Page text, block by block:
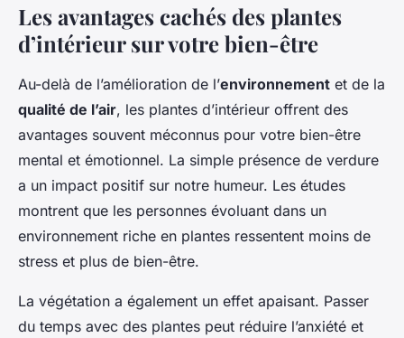
Les avantages cachés des plantes
d’intérieur sur votre bien-être
Au-delà de l’amélioration de l’environnement et de la
qualité de l’air, les plantes d’intérieur offrent des
avantages souvent méconnus pour votre bien-être
mental et émotionnel. La simple présence de verdure
a un impact positif sur notre humeur. Les études
montrent que les personnes évoluant dans un
environnement riche en plantes ressentent moins de
stress et plus de bien-être.
La végétation a également un effet apaisant. Passer
du temps avec des plantes peut réduire l’anxiété et